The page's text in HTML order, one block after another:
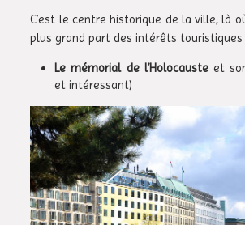
C’est le centre historique de la ville, là
plus grand part des intérêts touristiques
Le mémorial de l’Holocausteet
et intéressant)